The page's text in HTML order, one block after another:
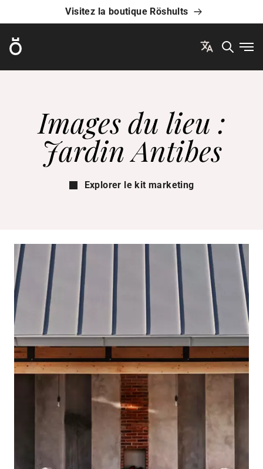
Visitez la boutique Röshults
Röshults
Images du lieu :
Jardin Antibes
Explorer le kit marketing